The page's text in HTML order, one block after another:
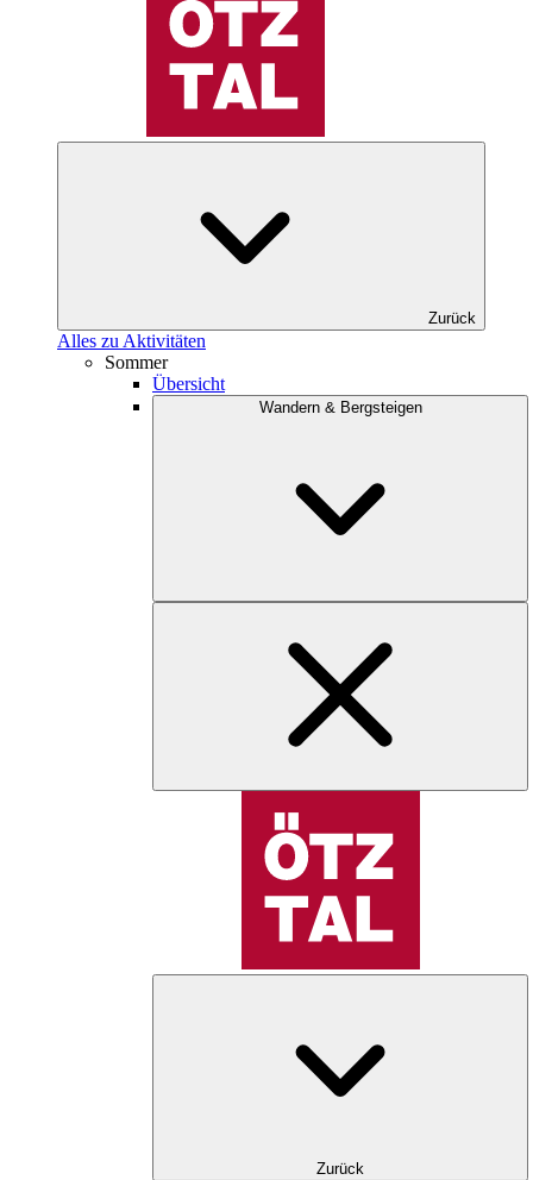
Zurück
Alles zu Aktivitäten
Sommer
Übersicht
Wandern & Bergsteigen
Zurück